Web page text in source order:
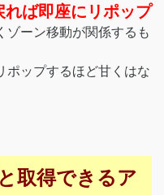
れば即座にリポップ
ーン移動が関係するも
ポップするほど甘くはな
取得できるア